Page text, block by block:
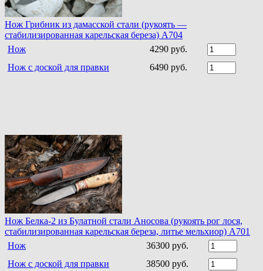
Нож Грибник из дамасской стали (рукоять —
стабилизированная карельская береза) A704
Нож
4290 руб.
Нож с доской для правки
6490 руб.
Нож Белка-2 из Булатной стали Аносова (рукоять рог лося,
стабилизированная карельская береза, литье мельхиор) A701
Нож
36300 руб.
Нож с доской для правки
38500 руб.